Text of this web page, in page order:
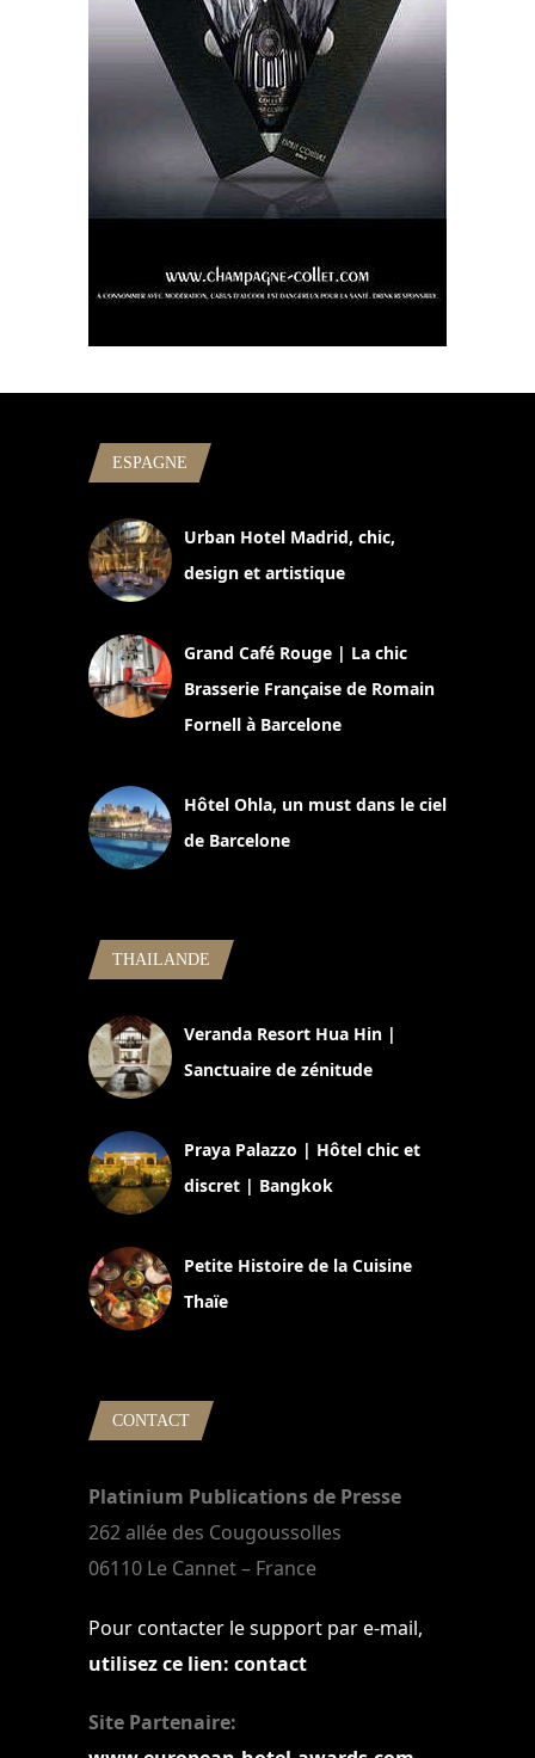
ESPAGNE
Urban Hotel Madrid, chic,
design et artistique
Grand Café Rouge | La chic
Brasserie Française de Romain
Fornell à Barcelone
Hôtel Ohla, un must dans le ciel
de Barcelone
THAILANDE
Veranda Resort Hua Hin |
Sanctuaire de zénitude
Praya Palazzo | Hôtel chic et
discret | Bangkok
Petite Histoire de la Cuisine
Thaïe
CONTACT
Platinium Publications de Presse
262 allée des Cougoussolles
06110 Le Cannet – France
Pour contacter le support par e-mail,
utilisez ce lien: contact
Site Partenaire: